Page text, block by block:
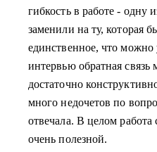
гибкость в работе - одну
заменили на ту, которая
единственное, что можно
интервью обратная связь
достаточно
много недочетов по
отвечала. В целом
очень полезной.